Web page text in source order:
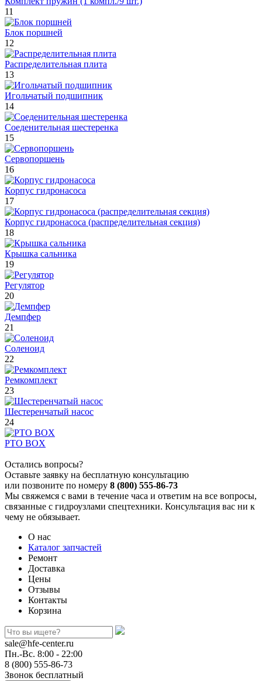
11
Блок поршней
12
Распределительная плита
13
Игольчатый подшипник
14
Соеденительная шестеренка
15
Сервопоршень
16
Корпус гидронасоса
17
Корпус гидронасоса (распределительная секция)
18
Крышка сальника
19
Регулятор
20
Демпфер
21
Соленоид
22
Ремкомплект
23
Шестеренчатый насос
24
PTO BOX
Остались вопросы?
Оставьте заявку на бесплатную консультацию
или позвоните по номеру 8 (800) 555-86-73
Мы свяжемся с вами в течение часа и ответим на все вопросы,
связанные с гидроузлами спецтехники. Консультация вас ни к
чему не обязывает.
О нас
Каталог запчастей
Ремонт
Доставка
Цены
Отзывы
Контакты
Корзина
sale@hfe-center.ru
Пн.-Вс. 8:00 - 22:00
8 (800) 555-86-73
Звонок бесплатный